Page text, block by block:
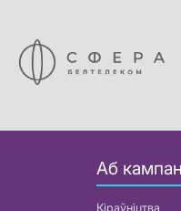
Аб
Кіраўніцтва